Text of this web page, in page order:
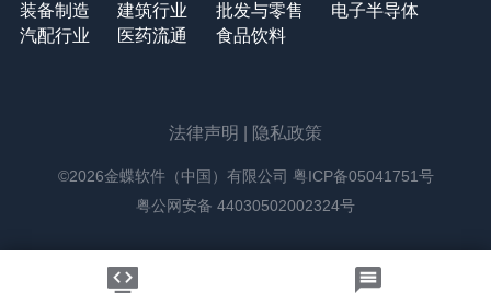
装备制造 建筑行业 批发与零售
电子半导体
汽配行业
医药流通 食品饮料
法律声明 隐私政策
©2026金蝶软件（中国）有限公司 粤ICP备05041751号
粤公网安备 44030502002324号